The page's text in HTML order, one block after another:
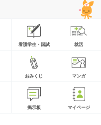
看護学生・国試 就活
おみくじ マンガ
掲示板 マイページ